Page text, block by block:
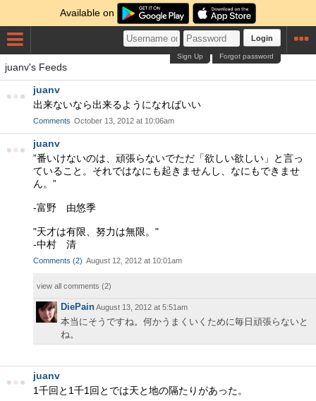
Available on
Login
Forgot password
Sign Up
juanv's Feeds
juanv
出来ないなら出来るようになればいい
Comments October 13, 2012 at 10:06am
juanv
”番いけないのは、頑張らないでただ「欲しい欲しい」と言っ
ていること。それではなにも起きませんし、なにもできませ
ん。”
-富野 由悠季
"天才は有限、努力は無限。"
-中村 清
Comments (2) August 12, 2012 at 10:01am
view all comments (2)
DiePainAugust 13, 2012 at 5:51am
本当にそうですね。何かうまくいくために毎日頑張らないと
ね。
juanv
1千回と1千1回とでは天と地の隔たりがあった。